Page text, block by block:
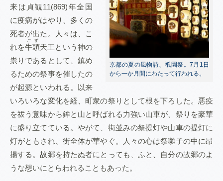
京都の夏の風物詩、祇園祭。7月1日
から一か月間にわたって行われる。
来は貞観11(869)年全国
に疫病がはやり、多くの
死者が出た。人々は、こ
れを牛頭
ごず
天王という神の
祟りであるとして、鎮め
るための祭事を催したの
が起源といわれる。以来
いろいろな変化を経、町衆の祭りとして根を下ろした。悪疫
を祓う意味から鉾と山と呼ばれる力強い山車が、祭りを豪華
に盛り立てている。やがて、街並みの祭提灯や山車の提灯に
灯がともされ、街全体が華やぐ。人々の心は祭囃子の中に昂
揚する。故郷を持たぬ者にとっても、ふと、自分の故郷のよ
うな想いにとらわれることもあった。